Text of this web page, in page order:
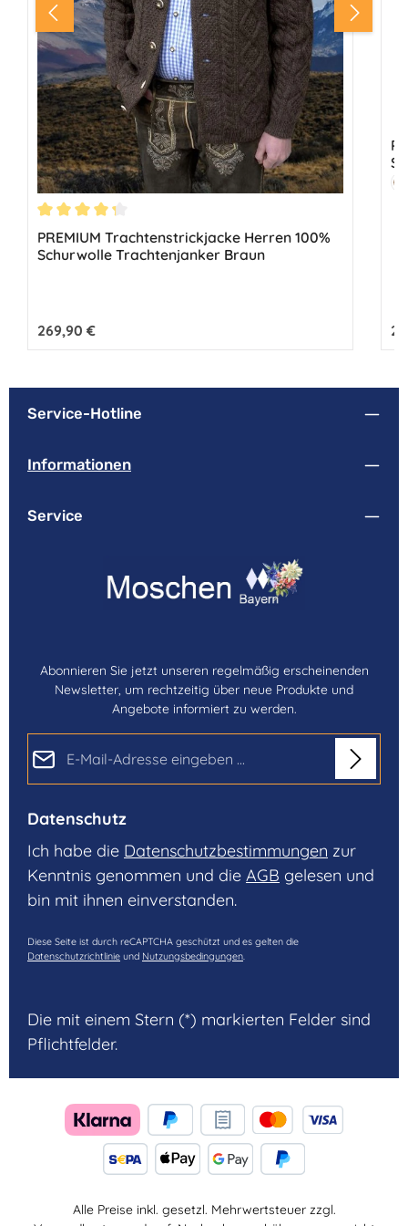
Durchschnittliche Bewertung von 4.33 von 5 Sternen
PREMIUM Trachtenstrickjacke Herren 100%
Schurwolle Trachtenjanker Braun
Regulärer Preis:
269,90 €
Service-Hotline
Informationen
Service
Abonnieren Sie jetzt unseren regelmäßig erscheinenden
Newsletter, um rechtzeitig über neue Produkte und
Angebote informiert zu werden.
Datenschutz
Ich habe die Datenschutzbestimmungen zur
Kenntnis genommen und die AGB gelesen und
bin mit ihnen einverstanden.
Diese Seite ist durch reCAPTCHA geschützt und es gelten die
Datenschutzrichtlinie und Nutzungsbedingungen.
Die mit einem Stern (*) markierten Felder sind
Pflichtfelder.
Alle Preise inkl. gesetzl. Mehrwertsteuer zzgl.